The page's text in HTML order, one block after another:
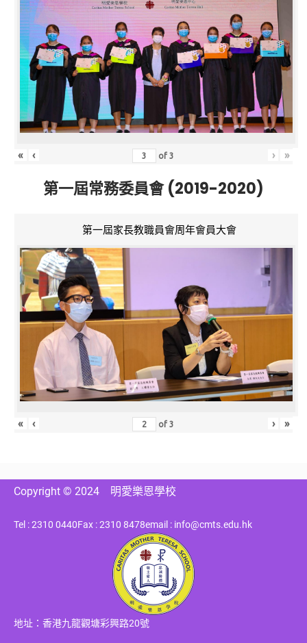
« ‹ of3 › »
第一屆常務委員會 (2019-2020)
第一屆家長教職員會周年會員大會
« ‹ of3 › »
Copyright © 2024 明愛樂恩學校
Tel : 2310 0440Fax : 2310 8478email : info@cmts.edu.hk
地址：香港九龍觀塘彩興路20號